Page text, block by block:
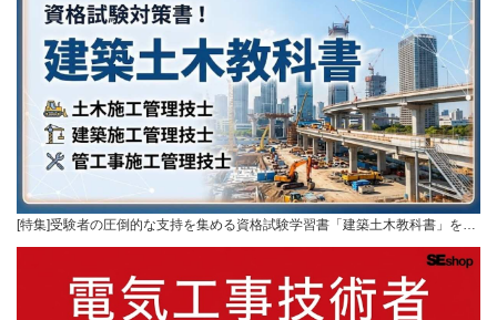
[特集]受験者の圧倒的な支持を集める資格試験学習書「建築土木教科書」を…